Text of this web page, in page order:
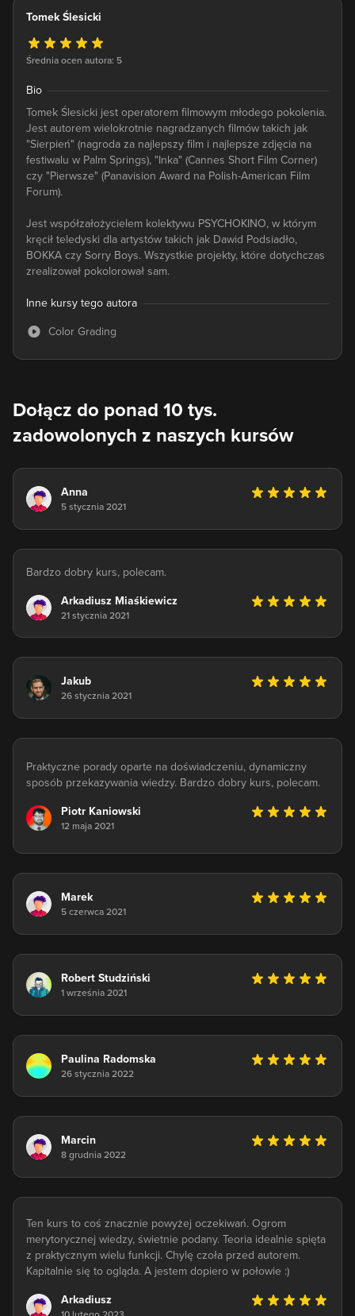
Tomek Ślesicki
Średnia ocen autora: 5
Bio
Tomek Ślesicki jest operatorem filmowym młodego pokolenia.
Jest autorem wielokrotnie nagradzanych filmów takich jak
"Sierpień" (nagroda za najlepszy film i najlepsze zdjęcia na
festiwalu w Palm Springs), "Inka" (Cannes Short Film Corner)
czy "Pierwsze" (Panavision Award na Polish-American Film
Forum).
Jest współzałożycielem kolektywu PSYCHOKINO, w którym
kręcił teledyski dla artystów takich jak Dawid Podsiadło,
BOKKA czy Sorry Boys. Wszystkie projekty, które dotychczas
zrealizował pokolorował sam.
Inne kursy tego autora
Color Grading
Dołącz do ponad 10 tys.
zadowolonych z naszych kursów
Anna
5 stycznia 2021
Bardzo dobry kurs, polecam.
Arkadiusz Miaśkiewicz
21 stycznia 2021
Jakub
26 stycznia 2021
Praktyczne porady oparte na doświadczeniu, dynamiczny
sposób przekazywania wiedzy. Bardzo dobry kurs, polecam.
Piotr Kaniowski
12 maja 2021
Marek
5 czerwca 2021
Robert Studziński
1 września 2021
Paulina Radomska
26 stycznia 2022
Marcin
8 grudnia 2022
Ten kurs to coś znacznie powyżej oczekiwań. Ogrom
merytorycznej wiedzy, świetnie podany. Teoria idealnie spięta
z praktycznym wielu funkcji. Chylę czoła przed autorem.
Kapitalnie się to ogląda. A jestem dopiero w połowie :)
Arkadiusz